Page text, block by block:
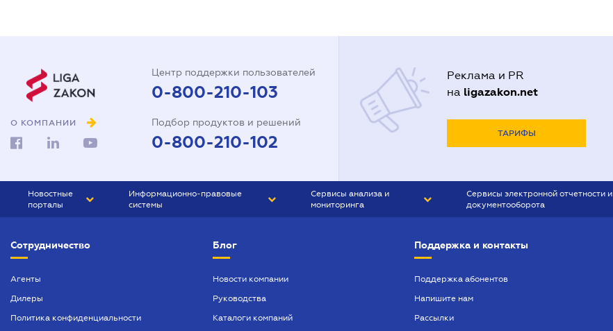
О КОМПАНИИ
Центр поддержки пользователей
0-800-210-103
Подбор продуктов и решений
0-800-210-102
Реклама и PR
на ligazakon.net
ТАРИФЫ
Новостные
порталы
БИЗНЕС
Информационно-правовые
системы
БУХГАЛТЕР ПРОФ
ЮРИСТ ПРОФ
Сервисы анализа и
мониторинга
Сервисы электронной отчетности и
документооборота
Сотрудничество
Агенты
Дилеры
Политика конфиденциальности
Блог
Новости компании
Руководства
Каталоги компаний
Поддержка и контакты
Поддержка абонентов
Напишите нам
Рассылки